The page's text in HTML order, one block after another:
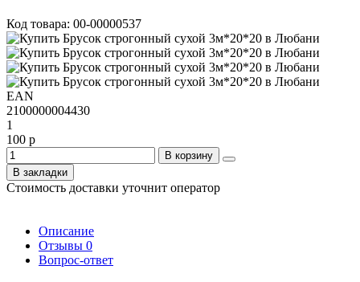
Код товара: 00-00000537
EAN
2100000004430
1
100 р
В корзину
В закладки
Стоимость доставки уточнит оператор
Описание
Отзывы 0
Вопрос-ответ